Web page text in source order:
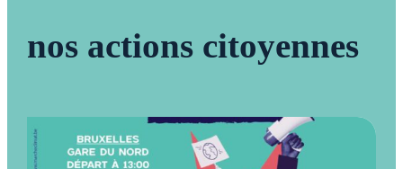
nos actions citoyennes